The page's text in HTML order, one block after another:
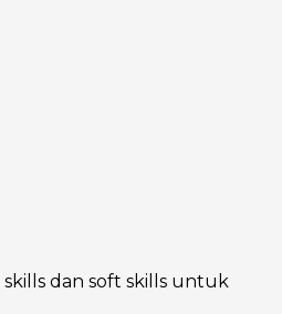
dan soft skills untuk